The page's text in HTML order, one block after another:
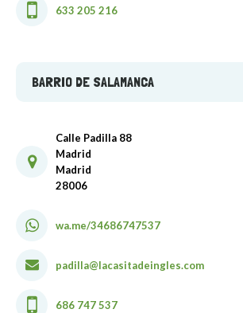
633 205 216
BARRIO DE SALAMANCA
Calle Padilla 88
Madrid
Madrid
28006
wa.me/34686747537
padilla@lacasitadeingles.com
686 747 537